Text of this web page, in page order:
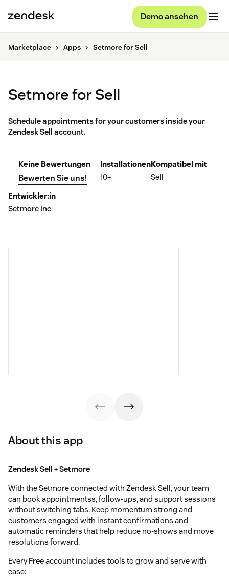
Demo ansehen
Marketplace Apps Setmore for Sell
Setmore for Sell
Schedule appointments for your customers inside your
Zendesk Sell account.
Keine Bewertungen
Bewerten Sie uns!
Installationen
10+
Kompatibel mit
Sell
Entwickler:in
Setmore Inc
About this app
Zendesk Sell + Setmore
With the Setmore connected with Zendesk Sell, your team
can book appointmentss, follow-ups, and support sessions
without switching tabs. Keep momentum strong and
customers engaged with instant confirmations and
automatic reminders that help reduce no-shows and move
resolutions forward.
EveryFreeaccount includes tools to grow and serve with
ease: